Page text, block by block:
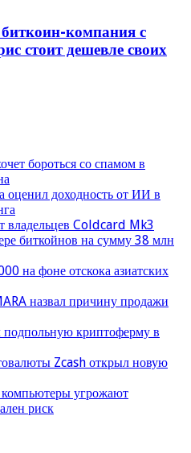
компания с
стоит дешевле своих
бороться со спамом в
оценил доходность от ИИ в
владельцев Coldcard Mk3
биткойнов на сумму 38 млн
на фоне отскока азиатских
назвал причину продажи
подпольную криптоферму в
Zcash открыл новую
угрожают
риск